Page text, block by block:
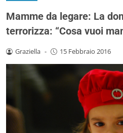
Mamme da legare: La
terrorizza: “Cosa vuoi
Graziella - 15 Febbraio 2016